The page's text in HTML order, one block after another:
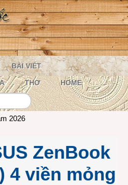
BÀI VIẾT
THƠ HOME
2026
ZenBook
4 viền mỏng